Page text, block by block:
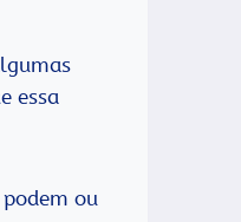
essa
ou